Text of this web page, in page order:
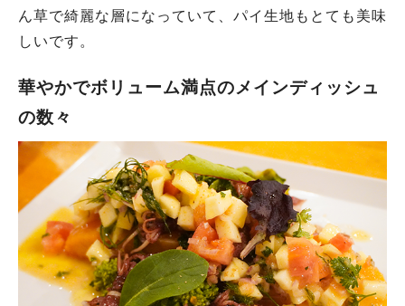
ん草で綺麗な層になっていて、パイ生地もとても美味
しいです。
華やかでボリューム満点のメインディッシュ
の数々